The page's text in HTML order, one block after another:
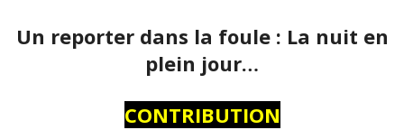
Un reporter dans la foule : La nuit en
plein jour…
CONTRIBUTION